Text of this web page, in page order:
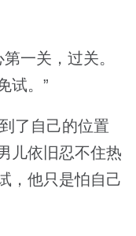
一关，过关。
试。”
了自己的位置
儿依旧忍不住热
，他只是怕自己